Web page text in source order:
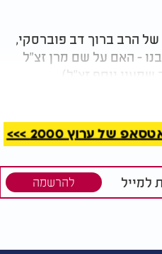
של הרב ברוך דב פוברסקי,
- האם על שם מרן זצ"ל
יוסף זצ"ל).
ולאחד מהם תקרא 'ירחמיאל
ערוץ 2000 >>>
למייל להרשמה